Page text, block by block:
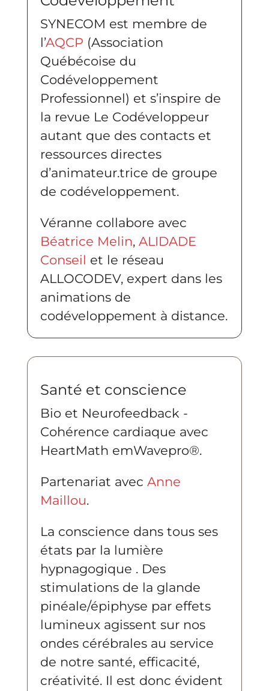
SYNECOM est membre de
l’AQCP (Association
Québécoise du
Codéveloppement
Professionnel) et s’inspire de
la revue Le Codéveloppeur
autant que des contacts et
ressources directes
d’animateur.trice de groupe
de codéveloppement.
Véranne collabore avec
Béatrice Melin, ALIDADE
Conseil et le réseau
ALLOCODEV, expert dans les
animations de
codéveloppement à distance.
Santé et conscience
Bio et Neurofeedback -
Cohérence cardiaque avec
HeartMath emWavepro®.
Partenariat avec Anne
Maillou.
La conscience dans tous ses
états par la lumière
hypnagogique . Des
stimulations de la glande
pinéale/épiphyse par effets
lumineux agissent sur nos
ondes cérébrales au service
de notre santé, efficacité,
créativité. Il est donc évident